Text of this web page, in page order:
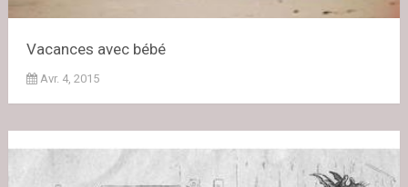
Vacances avec bébé
Avr. 4, 2015